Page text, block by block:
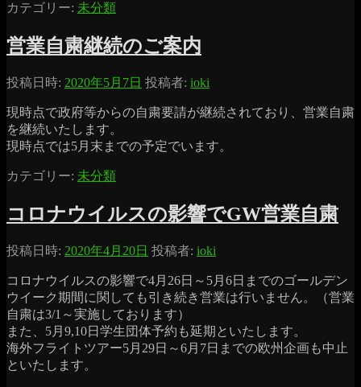
カテゴリー: 未分類
営業自粛継続のご案内
投稿日時: 2020年5月7日 投稿者: ioki
現時点で政府等からの自粛要請が継続されており、営業自粛
を継続いたします。
現時点では5月末までの予定でいます。
カテゴリー: 未分類
コロナウイルスの影響でGW営業自粛
投稿日時: 2020年4月20日 投稿者: ioki
コロナウイルスの影響で4月26日～5月6日までのゴールデン
ウイーク期間に関しても引き続き営業は行いません。（営業
自粛は3/1～実施しております）
また、5月9,10日学生団体予約も延期といたします。
海外フライトツアー5月29日～6月7日までの欧州企画も中止
といたします。